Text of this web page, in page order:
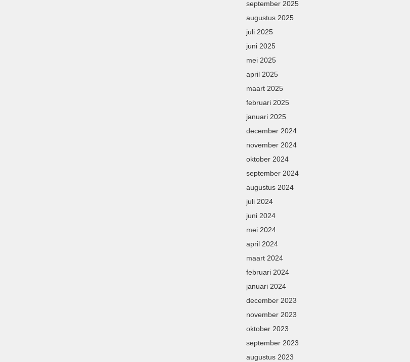
september 2025
augustus 2025
juli 2025
juni 2025
mei 2025
april 2025
maart 2025
februari 2025
januari 2025
december 2024
november 2024
oktober 2024
september 2024
augustus 2024
juli 2024
juni 2024
mei 2024
april 2024
maart 2024
februari 2024
januari 2024
december 2023
november 2023
oktober 2023
september 2023
augustus 2023